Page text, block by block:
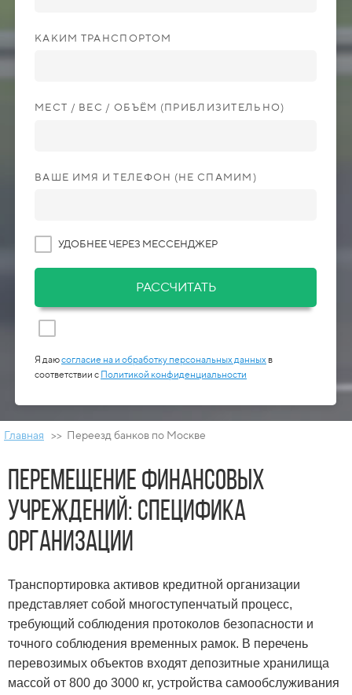
КАКИМ ТРАНСПОРТОМ
МЕСТ / ВЕС / ОБЪЁМ (ПРИБЛИЗИТЕЛЬНО)
ВАШЕ ИМЯ И ТЕЛЕФОН (НЕ СПАМИМ)
УДОБНЕЕ ЧЕРЕЗ МЕССЕНДЖЕР
РАССЧИТАТЬ
Я даюсогласие на и обработку персональных данных в
соответствии с Политикой конфиденциальности
Главная >> Переезд банков по Москве
Перемещение финансовых
учреждений: специфика
организации
Транспортировка активов кредитной организации
представляет собой многоступенчатый процесс,
требующий соблюдения протоколов безопасности и
точного соблюдения временных рамок. В перечень
перевозимых объектов входят депозитные хранилища
массой от 800 до 3000 кг, устройства самообслуживания